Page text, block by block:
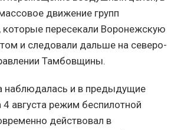
движение групп
которые пересекали Воронежскую
и следовали дальше на северо-
Тамбовщины.
наблюдалась и в предыдущие
4 августа режим беспилотной
действовал в